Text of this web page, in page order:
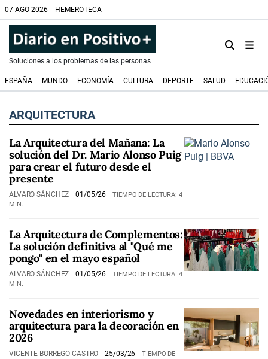
07 AGO 2026 HEMEROTECA
Soluciones a los problemas de las personas
ESPAÑA MUNDO ECONOMÍA CULTURA DEPORTE SALUD
ARQUITECTURA
La Arquitectura del Mañana: La
solución del Dr. Mario Alonso Puig
para crear el futuro desde el
presente
ALVARO SÁNCHEZ 01/05/26
TIEMPO DE LECTURA: 4
MIN.
La Arquitectura de Complementos:
La solución definitiva al "Qué me
pongo" en el mayo español
ALVARO SÁNCHEZ 01/05/26
TIEMPO DE LECTURA: 4
MIN.
Novedades en interiorismo y
arquitectura para la decoración en
2026
VICENTE BORREGO CASTRO 25/03/26
TIEMPO DE